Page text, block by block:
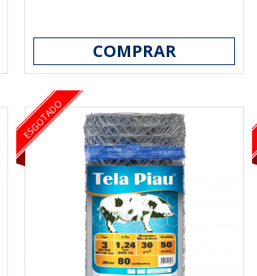
COMPRAR
ESGOTADO